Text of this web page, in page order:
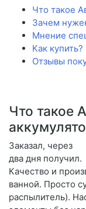
Что такое
Зачем
Мнение
Как купить?
Отзывы
Что такое
Заказал, через
два дня получил.
Качество и
ванной. Просто
распылитель).